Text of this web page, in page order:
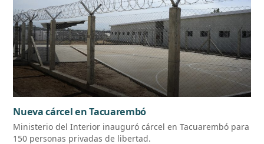
Nueva cárcel en Tacuarembó
Ministerio del Interior inauguró cárcel en Tacuarembó para
150 personas privadas de libertad.